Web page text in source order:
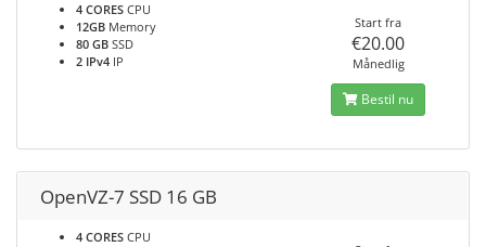
4 CORES CPU
12GB Memory
80 GB SSD
2 IPv4 IP
Start fra
€20.00
Månedlig
Bestil nu
OpenVZ-7 SSD 16 GB
4 CORES CPU